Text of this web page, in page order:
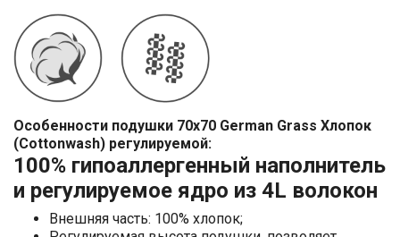
Особенности подушки 70х70 German Grass Хлопок
(Cottonwash) регулируемой:
100% гипоаллергенный наполнитель
и регулируемое ядро из 4L волокон
Внешняя часть: 100% хлопок;